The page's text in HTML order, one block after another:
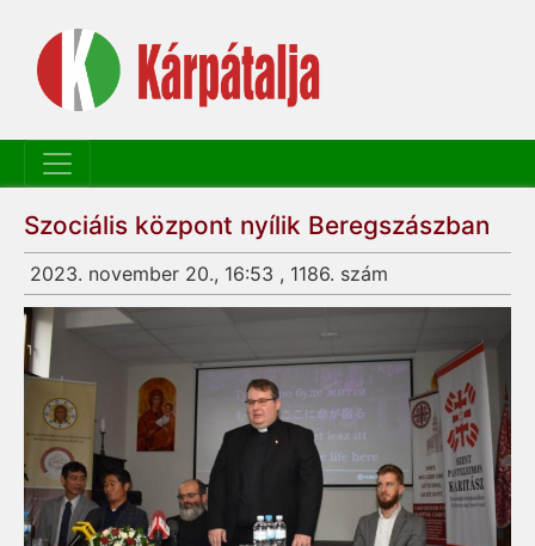
Szociális központ nyílik Beregszászban
2023. november 20., 16:53 , 1186. szám